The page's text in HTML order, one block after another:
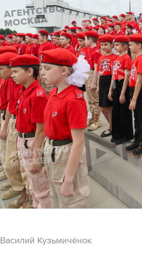
Василий Кузьмичёнок